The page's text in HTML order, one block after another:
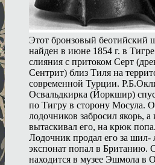
Этот бронзовый беотийский
найден в июне 1854 г. в Тигре
слияния с притоком Серт
Сентрит) близ Тиля на
современной Турции.
Освальдкирка (Йоркшир)
по Тигру в сторону Мосула.
лодочников забросил якорь, а
вытаскивал его, на крюк
Лодочник продал его за шил-
экспонат попал в Британию.
находится в музее Эшмола в